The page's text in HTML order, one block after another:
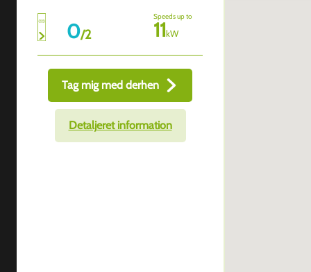
0/2
Speeds up to
11kW
Tag mig med derhen
Detaljeret information